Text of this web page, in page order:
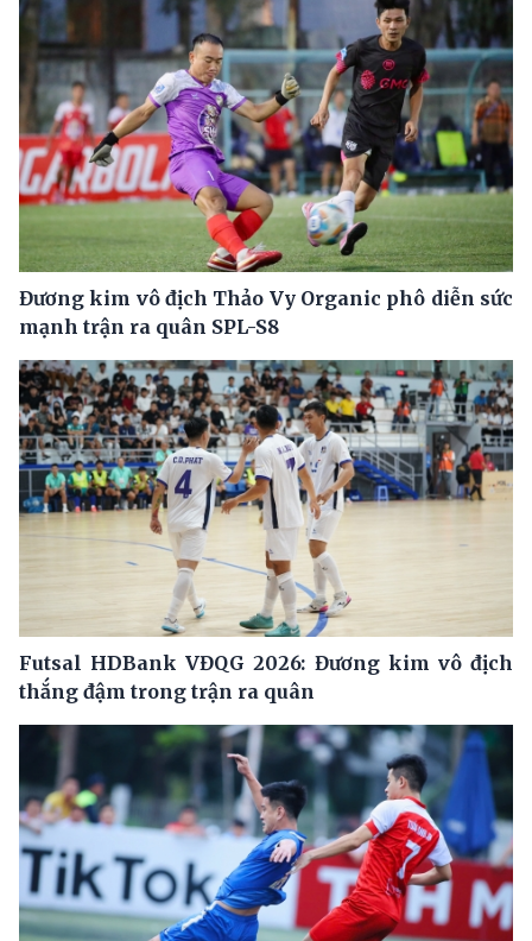
Đương kim vô địch Thảo Vy Organic phô diễn sức
mạnh trận ra quân SPL-S8
Futsal HDBank VĐQG 2026: Đương kim vô địch
thắng đậm trong trận ra quân